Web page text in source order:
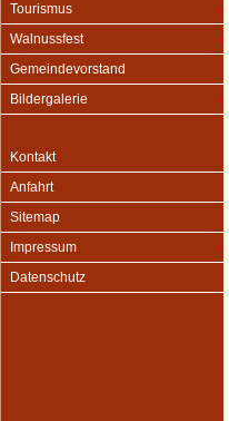
Tourismus
Walnussfest
Gemeindevorstand
Bildergalerie
Kontakt
Anfahrt
Sitemap
Impressum
Datenschutz